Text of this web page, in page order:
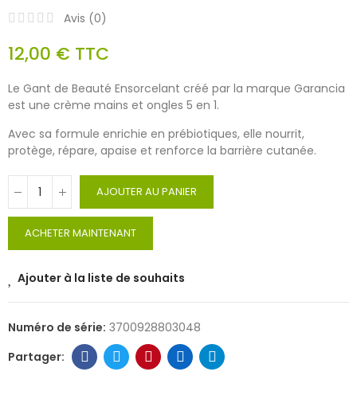
Avis (0)
12,00 € TTC
Le Gant de Beauté Ensorcelant créé par la marque Garancia
est une crème mains et ongles 5 en 1.
Avec sa formule enrichie en prébiotiques, elle nourrit,
protège, répare, apaise et renforce la barrière cutanée.
AJOUTER AU PANIER
ACHETER MAINTENANT
Ajouter à la liste de souhaits
Numéro de série: 3700928803048